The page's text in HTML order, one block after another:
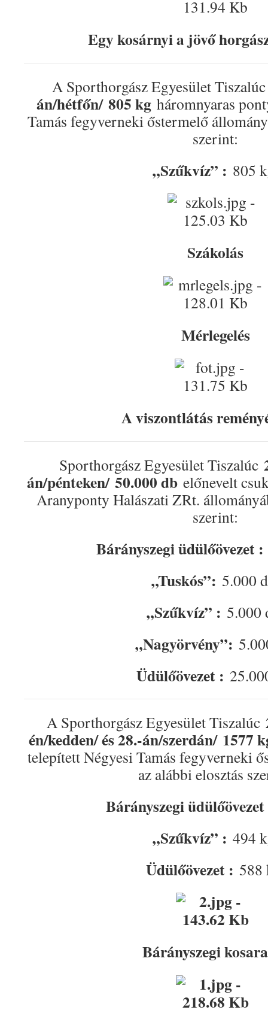
Egy kosárnyi a jövő
A Sporthorgász Egyesület
án/hétfőn/ 805 kg háromnyaras
Tamás fegyverneki őstermelő
szerint:
„Szűkvíz” : 805
Szákolás
Mérlegelés
A viszontlátás
Sporthorgász Egyesület Tiszalúc
án/pénteken/ 50.000 db előnevelt
Aranyponty Halászati ZRt.
szerint:
Bárányszegi üdülőövezet
„Tuskós”: 5.000
„Szűkvíz” : 5.000
„Nagyörvény”:
Üdülőövezet :
A Sporthorgász Egyesület Tiszalúc
én/kedden/ és 28.-án/szerdán/ 1577
telepített Négyesi Tamás fegyverneki
az alábbi elosztás
Bárányszegi
„Szűkvíz” : 494
Üdülőövezet : 588
Bárányszegi